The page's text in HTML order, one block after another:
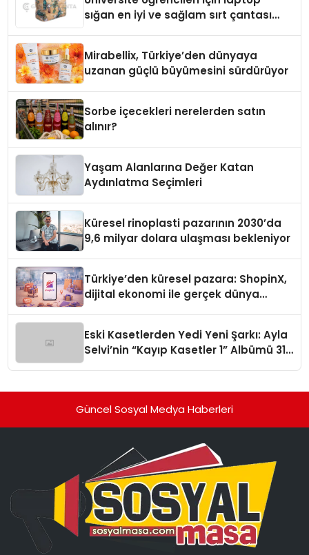
sığan en iyi ve sağlam sırt çantası
Mirabellix, Türkiye’den dünyaya
uzanan güçlü büyümesini sürdürüyor
Sorbe içecekleri nerelerden satın
alınır?
Yaşam Alanlarına Değer Katan
Aydınlatma Seçimleri
Küresel rinoplasti pazarının 2030’da
9,6 milyar dolara ulaşması bekleniyor
Türkiye’den küresel pazara: ShopinX,
dijital ekonomi ile gerçek dünya
Eski Kasetlerden Yedi Yeni Şarkı: Ayla
Selvi’nin “Kayıp Kasetler 1” Albümü 31
Güncel Sosyal Medya Haberleri